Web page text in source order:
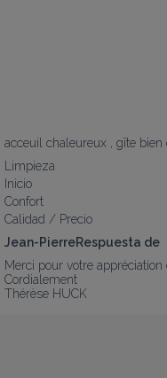
acceuil chaleureux , gîte
Limpieza
Inicio
Confort
Calidad / Precio
Jean-PierreRespuesta de
Merci pour votre
Cordialement
Thérèse HUCK